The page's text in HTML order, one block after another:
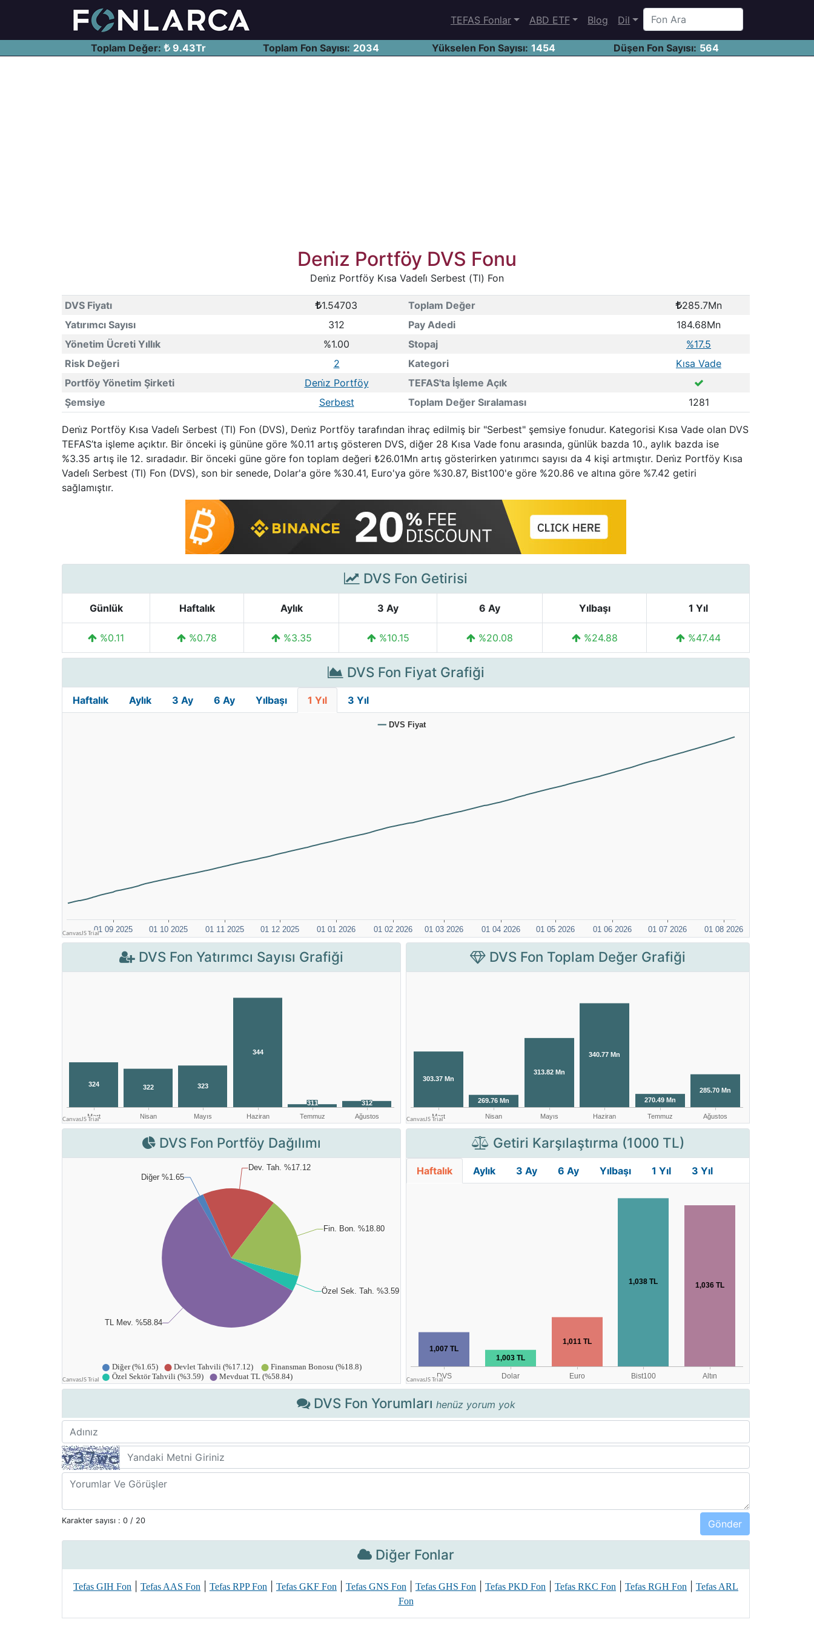
TEFAS Fonlar ABD ETF Blog Dil
Toplam Değer: 9.43Tr Toplam Fon Sayısı: 2034 Yükselen Fon Sayısı: 1454 Düşen Fon Sayısı: 564
Deni̇z Portföy DVS Fonu
Deni̇z Portföy Kısa Vadeli̇ Serbest (Tl) Fon
DVS Fiyatı 1.54703 Toplam Değer
285.7Mn
Yatırımcı Sayısı
312 Pay Adedi
184.68Mn
Yönetim Ücreti Yıllık
%1.00 Stopaj
%17.5
Risk Değeri
2 Kategori
Kısa Vade
Portföy Yönetim Şirketi
Deni̇z Portföy
TEFAS'ta İşleme Açık
Şemsiye
Serbest Toplam Değer Sıralaması 1281
Deni̇z Portföy Kısa Vadeli̇ Serbest (Tl) Fon (DVS), Deni̇z Portföy tarafından ihraç edilmiş bir "Serbest" şemsiye fonudur. Kategorisi Kısa Vade olan DVS
TEFAS’ta işleme açıktır. Bir önceki iş gününe göre %0.11 artış gösteren DVS, diğer 28 Kısa Vade fonu arasında, günlük bazda 10., aylık bazda ise
%3.35 artış ile 12. sıradadır. Bir önceki güne göre fon toplam değeri ₺26.01Mn artış gösterirken yatırımcı sayısı da 4 kişi artmıştır. Deni̇z Portföy Kısa
Vadeli̇ Serbest (Tl) Fon (DVS), son bir senede, Dolar'a göre %30.41, Euro'ya göre %30.87, Bist100'e göre %20.86 ve altına göre %7.42 getiri
sağlamıştır.
DVS Fon Getirisi
Günlük Haftalık Aylık 3 Ay 6 Ay Yılbaşı 1 Yıl
%0.11 %0.78 %3.35 %10.15 %20.08 %24.88 %47.44
DVS Fon Fiyat Grafiği
Haftalık Aylık 3 Ay 6 Ay Yılbaşı 1 Yıl 3 Yıl
DVS Fon Yatırımcı Sayısı Grafiği DVS Fon Toplam Değer Grafiği
DVS Fon Portföy Dağılımı Getiri Karşılaştırma (1000 TL)
Haftalık Aylık 3 Ay 6 Ay Yılbaşı 1 Yıl 3 Yıl
DVS Fon Yorumları henüz yorum yok
Karakter sayısı : 0 / 20
Diğer Fonlar
Tefas GIH Fon Tefas AAS Fon Tefas RPP Fon Tefas GKF Fon Tefas GNS Fon Tefas GHS Fon Tefas PKD Fon Tefas RKC Fon Tefas RGH Fon
Tefas ARL
Fon